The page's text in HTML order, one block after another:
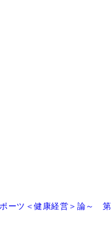
ーツ＜健康経営＞論～